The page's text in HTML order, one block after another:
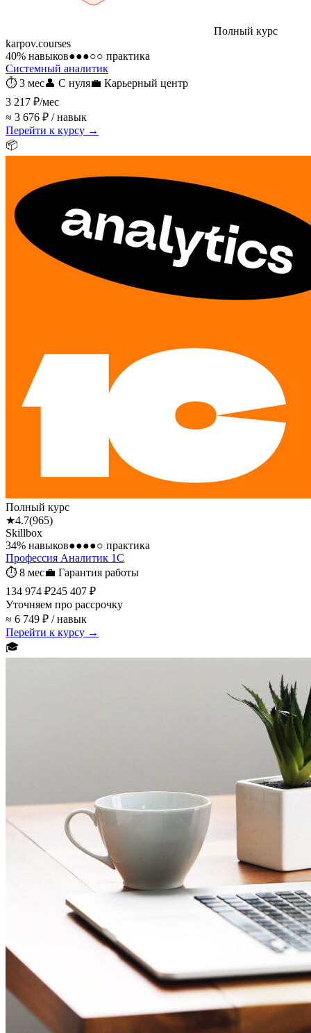
Полный курс
karpov.courses
40% навыков●●●○○ практика
Системный аналитик
⏱ 3 мес👤 С нуля💼 Карьерный центр
3 217 ₽/мес
≈ 3 676 ₽ / навык
Перейти к курсу →
📦
Полный курс
★4.7(965)
Skillbox
34% навыков●●●●○ практика
Профессия Аналитик 1С
⏱ 8 мес💼 Гарантия работы
134 974 ₽245 407 ₽
Уточняем про рассрочку
≈ 6 749 ₽ / навык
Перейти к курсу →
🎓